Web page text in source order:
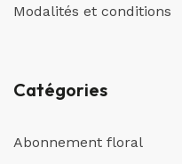
Modalités et conditions
Catégories
Abonnement floral